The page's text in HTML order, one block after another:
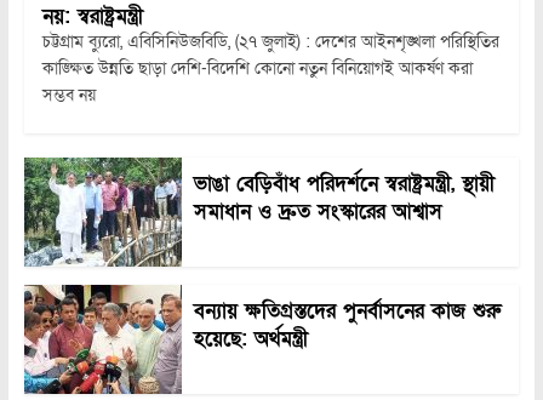
নয়: স্বরাষ্ট্রমন্ত্রী
চট্টগ্রাম ব্যুরো, এবিসিনিউজবিডি, (২৭ জুলাই) : দেশের আইনশৃঙ্খলা পরিস্থিতির
কাঙ্ক্ষিত উন্নতি ছাড়া দেশি-বিদেশি কোনো নতুন বিনিয়োগই আকর্ষণ করা
সম্ভব নয়
ভাঙা বেড়িবাঁধ পরিদর্শনে স্বরাষ্ট্রমন্ত্রী, স্থায়ী
সমাধান ও দ্রুত সংস্কারের আশ্বাস
বন্যায় ক্ষতিগ্রস্তদের পুনর্বাসনের কাজ শুরু
হয়েছে: অর্থমন্ত্রী